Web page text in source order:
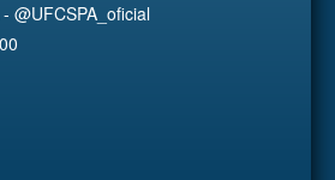
@UFCSPA_oficial